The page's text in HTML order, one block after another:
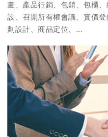
畫、產品行銷、包銷、包櫃
設、召開所有權會議、實價
劃設計、商品定位、...